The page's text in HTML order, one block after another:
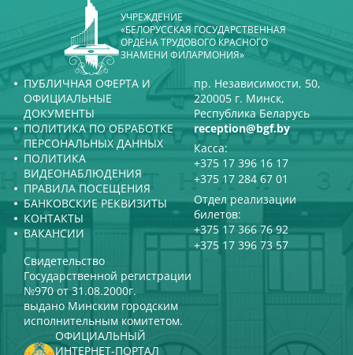
УЧРЕЖДЕНИЕ
«БЕЛОРУССКАЯ ГОСУДАРСТВЕННАЯ
ОРДЕНА ТРУДОВОГО КРАСНОГО
ЗНАМЕНИ ФИЛАРМОНИЯ»
ПУБЛИЧНАЯ ОФЕРТА И
ОФИЦИАЛЬНЫЕ
ДОКУМЕНТЫ
ПОЛИТИКА ПО ОБРАБОТКЕ
ПЕРСОНАЛЬНЫХ ДАННЫХ
ПОЛИТИКА
ВИДЕОНАБЛЮДЕНИЯ
ПРАВИЛА ПОСЕЩЕНИЯ
БАНКОВСКИЕ РЕКВИЗИТЫ
КОНТАКТЫ
ВАКАНСИИ
пр. Независимости, 50,
220005 г. Минск,
Республика Беларусь
reception@bgf.by
Касса:
+375 17 396 16 17
+375 17 284 67 01
Отдел реализации
билетов:
+375 17 366 76 92
+375 17 396 73 57
Свидетельство
Государственной регистрации
№970 от 31.08.2000г.
выдано Минским городским
исполнительным комитетом.
ОФИЦИАЛЬНЫЙ
ИНТЕРНЕТ-ПОРТАЛ